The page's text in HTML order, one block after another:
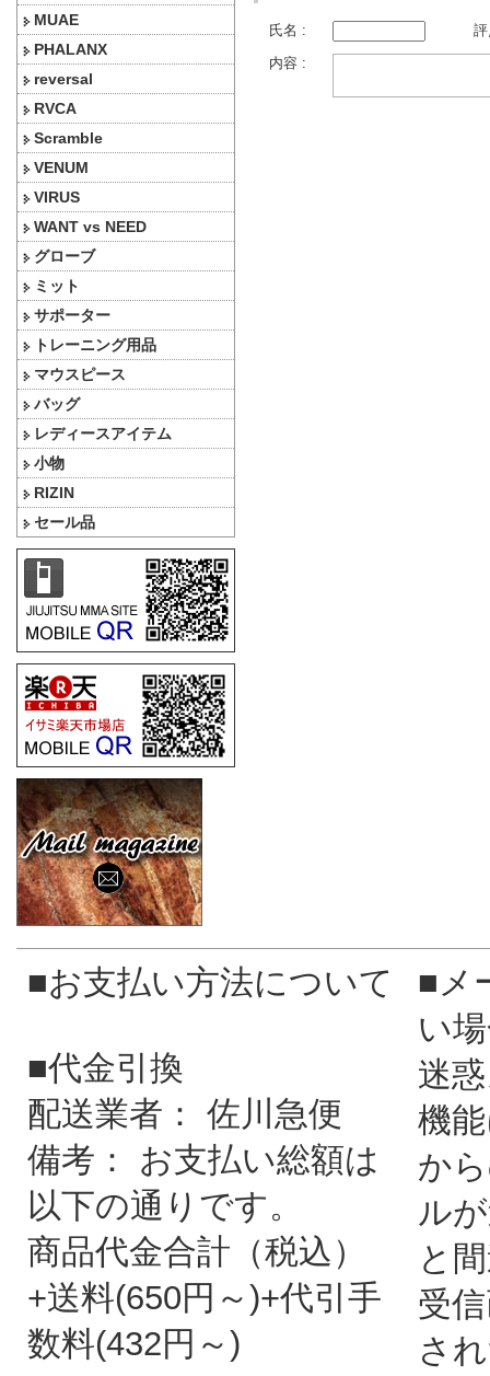
MUAE
PHALANX
reversal
RVCA
Scramble
VENUM
VIRUS
WANT vs NEED
グローブ
ミット
サポーター
トレーニング用品
マウスピース
バッグ
レディースアイテム
小物
RIZIN
セール品
氏名 :
内容 :
■お支払い方法について
■代金引換
配送業者： 佐川急便
備考： お支払い総額は
以下の通りです。
商品代金合計（税込）
+送料(650円～)+代引手
数料(432円～)
■メ
い
迷
機
か
ル
と
受
さ